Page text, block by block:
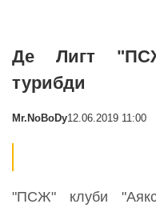
Де Лигт
турибди
Mr.NoBoDy12.06.2019 11:00
"ПСЖ" клуби